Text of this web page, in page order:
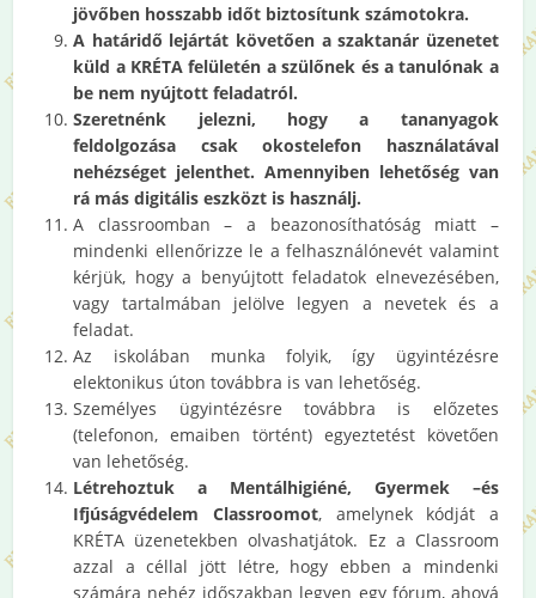
jövőben hosszabb időt biztosítunk számotokra.
A határidő lejártát követően a szaktanár üzenetet
küld a KRÉTA felületén a szülőnek és a tanulónak a
be nem nyújtott feladatról.
Szeretnénk jelezni, hogy a tananyagok
feldolgozása csak okostelefon használatával
nehézséget jelenthet. Amennyiben lehetőség van
rá más digitális eszközt is használj.
A classroomban – a beazonosíthatóság miatt –
mindenki ellenőrizze le a felhasználónevét valamint
kérjük, hogy a benyújtott feladatok elnevezésében,
vagy tartalmában jelölve legyen a nevetek és a
feladat.
Az iskolában munka folyik, így ügyintézésre
elektonikus úton továbbra is van lehetőség.
Személyes ügyintézésre továbbra is előzetes
(telefonon, emaiben történt) egyeztetést követően
van lehetőség.
Létrehoztuk a Mentálhigiéné, Gyermek –és
Ifjúságvédelem Classroomot, amelynek kódját a
KRÉTA üzenetekben olvashatjátok. Ez a Classroom
azzal a céllal jött létre, hogy ebben a mindenki
számára nehéz időszakban legyen egy fórum, ahová